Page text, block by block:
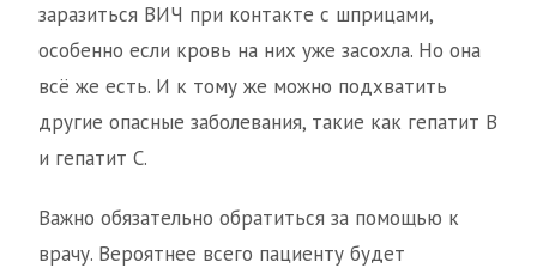
заразиться ВИЧ при контакте с шприцами,
особенно если кровь на них уже засохла. Но она
всё же есть. И к тому же можно подхватить
другие опасные заболевания, такие как гепатит В
и гепатит С.
Важно обязательно обратиться за помощью к
врачу. Вероятнее всего пациенту будет